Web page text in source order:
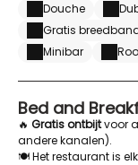
Douche
Gratis
Minibar
Bed and
🔥 Gratis ontbijtvoor
andere kanalen).
🍽️ Het restaurant is